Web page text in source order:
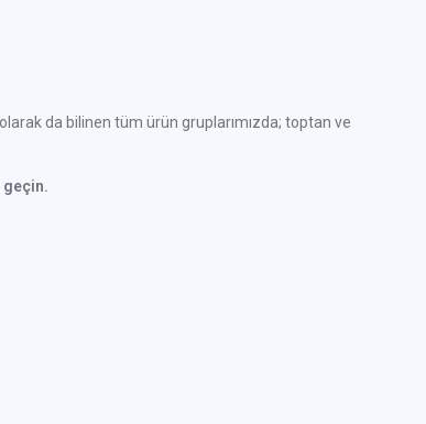
olarak da bilinen tüm ürün gruplarımızda; toptan ve
geçin.